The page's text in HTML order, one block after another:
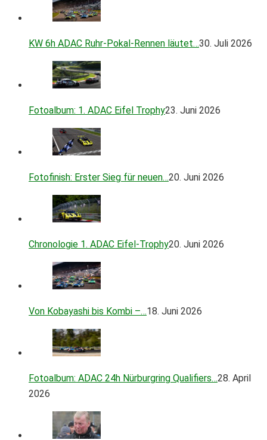
KW 6h ADAC Ruhr-Pokal-Rennen läutet…30. Juli 2026
Fotoalbum: 1. ADAC Eifel Trophy23. Juni 2026
Fotofinish: Erster Sieg für neuen…20. Juni 2026
Chronologie 1. ADAC Eifel-Trophy20. Juni 2026
Von Kobayashi bis Kombi –…18. Juni 2026
Fotoalbum: ADAC 24h Nürburgring Qualifiers…28. April
2026